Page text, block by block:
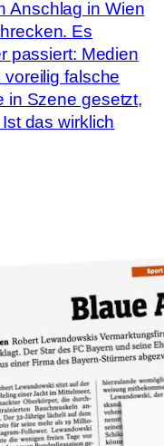
Anschlag in Wien
Es
passiert: Medien
falsche
in Szene gesetzt,
das wirklich